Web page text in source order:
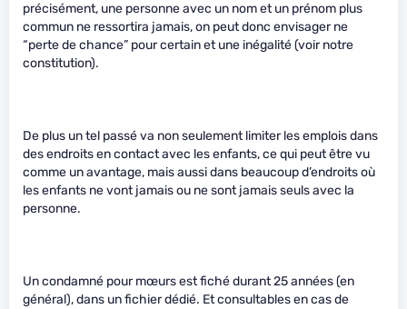
précisément, une personne avec un nom et un prénom plus
commun ne ressortira jamais, on peut donc envisager ne
“perte de chance” pour certain et une inégalité (voir notre
constitution).
De plus un tel passé va non seulement limiter les emplois dans
des endroits en contact avec les enfants, ce qui peut être vu
comme un avantage, mais aussi dans beaucoup d’endroits où
les enfants ne vont jamais ou ne sont jamais seuls avec la
personne.
Un condamné pour mœurs est fiché durant 25 années (en
général), dans un fichier dédié. Et consultables en cas de